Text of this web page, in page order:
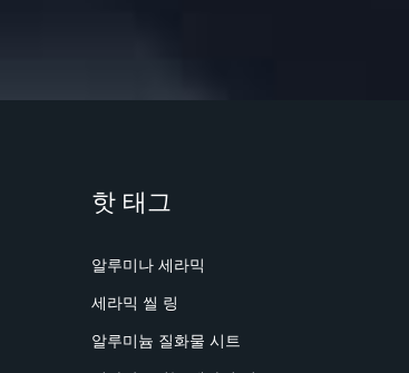
핫 태그
알루미나 세라믹
세라믹 씰 링
알루미늄 질화물 시트